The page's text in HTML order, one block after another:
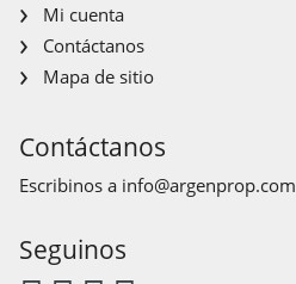
Mi cuenta
Contáctanos
Mapa de sitio
Contáctanos
Escribinos a info@argenprop.com
Seguinos